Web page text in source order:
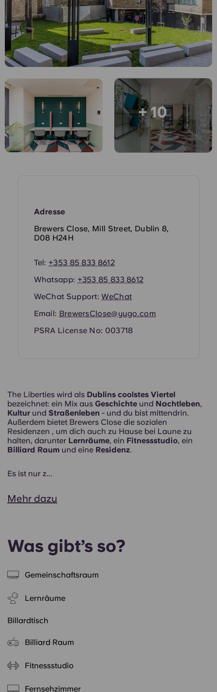
English (GB)
English (US)
Chinese
Español
Català
Deutsch
Wähle ein Land aus
Wähle eine Stadt aus
Wähle eine Unterkunft aus
Jetzt buchen
+ 10
The Liberties wird als Dublins coolstes Viertel
bezeichnet: ein Mix aus Geschichte und Nachtleben,
Kultur und Straßenleben - und du bist mittendrin.
Außerdem bietet Brewers Close die sozialen
Residenzen , um dich auch zu Hause bei Laune zu
halten, darunter Lernräume, ein Fitnessstudio, ein
Billiard Raum und eine Residenz.
Es ist nur z...
Mehr dazu
Was gibt’s so?
Gemeinschaftsraum
Lernräume
Billardtisch
Billiard Raum
Fitnessstudio
Fernsehzimmer
Adresse
Brewers Close, Mill Street, Dublin 8,
D08 H24H
Tel: +353 85 833 8612
Whatsapp: +353 85 833 8612
WeChat Support:WeChat
Email: BrewersClose@yugo.com
PSRA License No: 003718